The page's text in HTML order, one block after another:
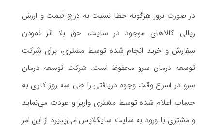
در صورت بروز هرگونه خطا نسبت به درج قیمت و ارزش
ریالی کالاهای موجود در سایت، حق بلا اثر نمودن
سفارش و خرید انجام شده توسط مشتری، برای شرکت
توسعه درمان سرو محفوظ است. شرکت توسعه درمان
سرو در اسرع وقت وجوه دریافتی را طی سه روز کاری به
حساب اعلام شده توسط مشتری واریز و عودت می‌نماید
و مشتری با ورود به سایت سایکلاپس می‌پذیرد از این امر